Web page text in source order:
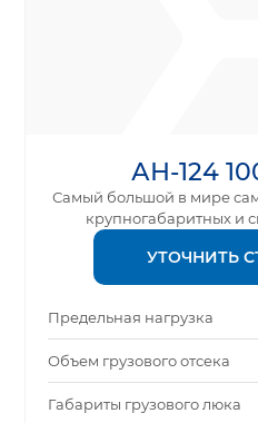
АН-124
Самый большой в мире
крупногабаритных и
УТОЧНИТЬ
Предельная нагрузка
Объем грузового отсека
Габариты грузового люка